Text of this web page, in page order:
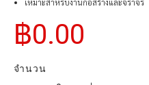
฿0.00
จำนวน